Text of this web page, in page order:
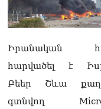
Իրանական
հարվածել է
Բեեր Շևա
գտնվող